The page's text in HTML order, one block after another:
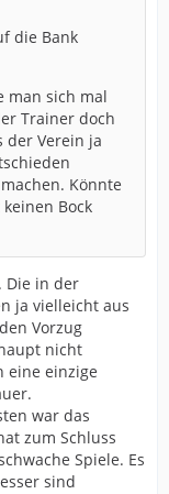
die Bank
man sich mal
Trainer doch
der Verein ja
Könnte
Bock
Die in der
ja vielleicht aus
Vorzug
nicht
eine einzige
war das
zum Schluss
Spiele. Es
sind